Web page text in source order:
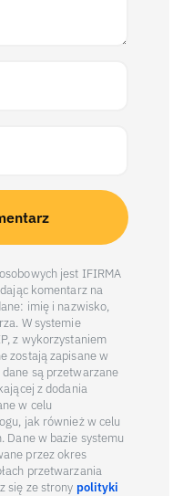
jest IFIRMA
komentarz na
imię i nazwisko,
W systemie
z wykorzystaniem
zostają zapisane w
są przetwarzane
z dodania
w celu
jak również w celu
Dane w bazie systemu
przez okres
przetwarzania
się ze strony polityki